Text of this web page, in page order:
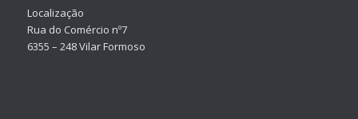
Localização
Rua do Comércio nº7
6355 – 248 Vilar Formoso